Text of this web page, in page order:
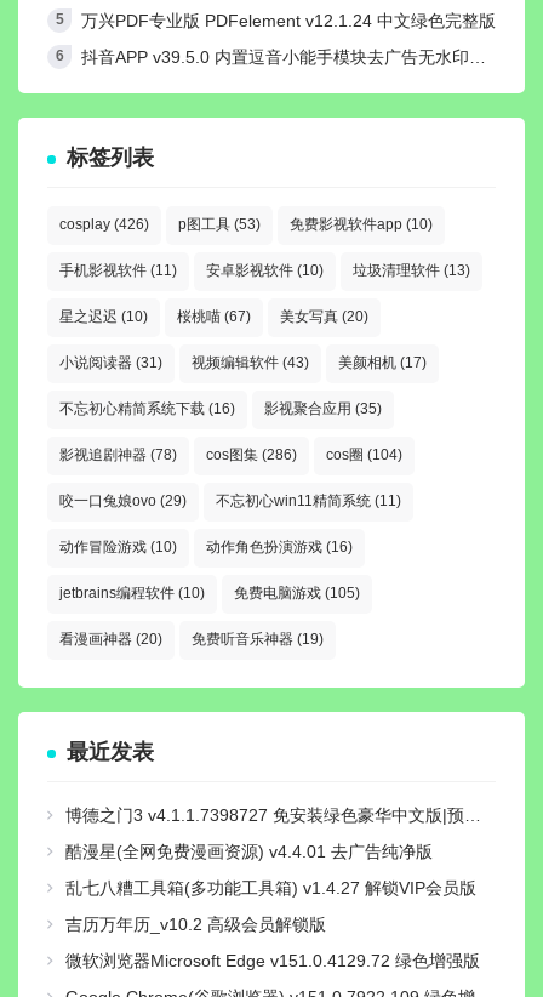
万兴PDF专业版 PDFelement v12.1.24 中文绿色完整版
抖音APP v39.5.0 内置逗音小能手模块去广告无水印纯净版
标签列表
cosplay (426) p图工具 (53) 免费影视软件app (10)
手机影视软件 (11) 安卓影视软件 (10) 垃圾清理软件 (13)
星之迟迟 (10) 桜桃喵 (67) 美女写真 (20)
小说阅读器 (31) 视频编辑软件 (43) 美颜相机 (17)
不忘初心精简系统下载 (16) 影视聚合应用 (35)
影视追剧神器 (78) cos图集 (286) cos圈 (104)
咬一口兔娘ovo (29) 不忘初心win11精简系统 (11)
动作冒险游戏 (10) 动作角色扮演游戏 (16)
jetbrains编程软件 (10) 免费电脑游戏 (105)
看漫画神器 (20) 免费听音乐神器 (19)
最近发表
博德之门3 v4.1.1.7398727 免安装绿色豪华中文版|预购奖励+全DLC+修改器|解压即撸
酷漫星(全网免费漫画资源) v4.4.01 去广告纯净版
乱七八糟工具箱(多功能工具箱) v1.4.27 解锁VIP会员版
吉历万年历_v10.2 高级会员解锁版
微软浏览器Microsoft Edge v151.0.4129.72 绿色增强版